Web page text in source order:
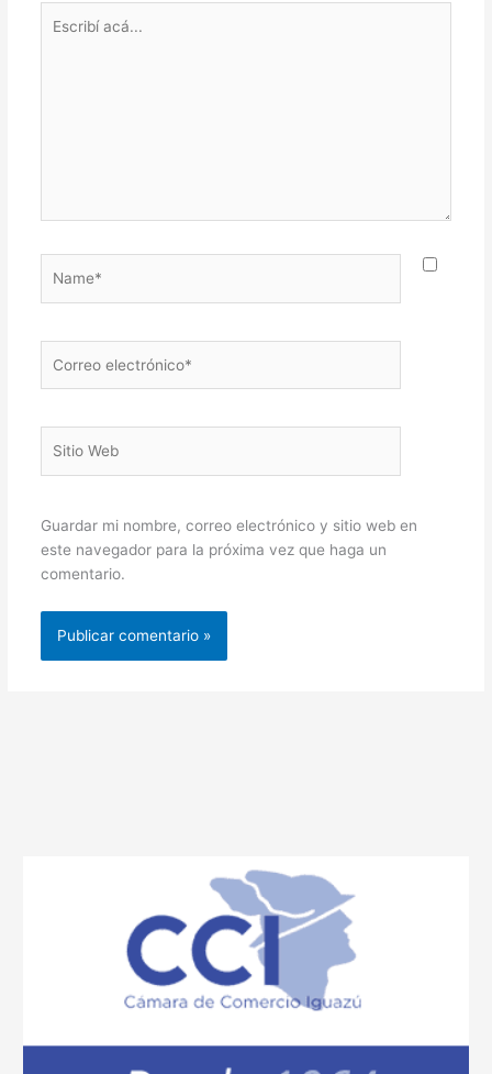
acá...
electrónico*
Web
Guardar mi nombre, correo electrónico y sitio web en
este navegador para la próxima vez que haga un
comentario.